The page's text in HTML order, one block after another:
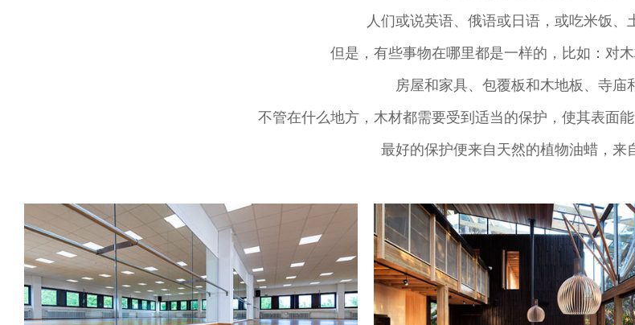
人们或说英语、俄语或日语，或吃米饭、
但是，有些事物在哪里都是一样的，比如：对木
房屋和家具、包覆板和木地板、寺庙
不管在什么地方，木材都需要受到适当的保护，使其表面
最好的保护便来自天然的植物油蜡，来